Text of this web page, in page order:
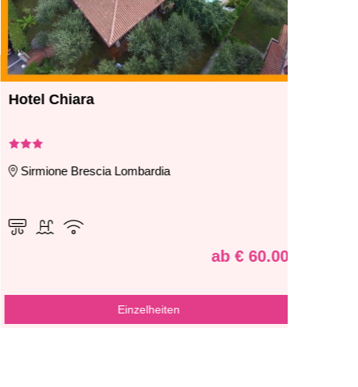
Hotel Chiara
Sirmione Brescia Lombardia
ab € 60.00
Einzelheiten